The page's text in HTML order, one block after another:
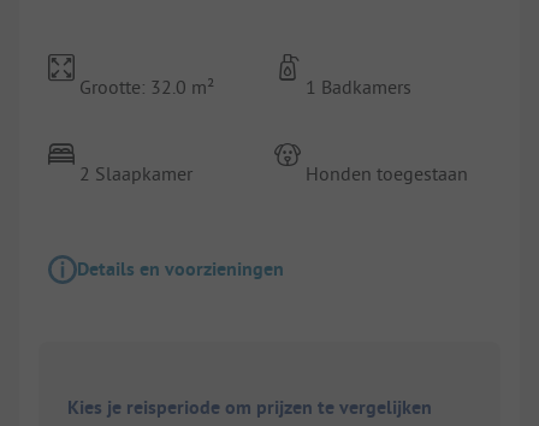
Grootte: 32.0 m²
2 Slaapkamer
1 Badkamers
Honden toegestaan
Details en voorzieningen
Kies je reisperiode om prijzen te vergelijken